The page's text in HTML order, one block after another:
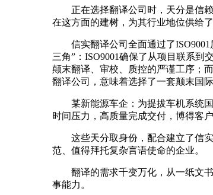
正在选择翻译公司时，天分是信赖
在这方面的建树，为其行业地位供给了
信实翻译公司全面通过了ISO9001
三角”：ISO9001确保了从项目联系到
颠末翻译、审校、质控的严谨工序；
翻译公司，意味着选择了一套颠末国
某新能源车企：为提拔车机系统国
时间压力，高质量完成交付，博得客
这些天分取身份，配合建立了信实
范、值得拜托复杂言语使命的企业。
翻译的需求千变万化，从一纸文书
事能力。